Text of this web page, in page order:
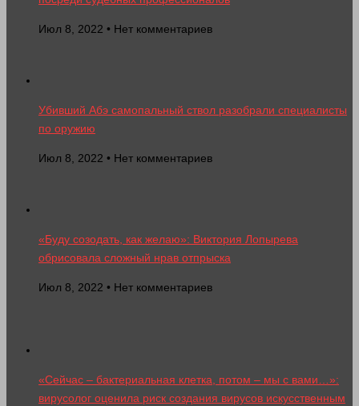
Июл 8, 2022 • Нет комментариев
Убивший Абэ самопальный ствол разобрали специалисты
по оружию
Июл 8, 2022 • Нет комментариев
«Буду созодать, как желаю»: Виктория Лопырева
обрисовала сложный нрав отпрыска
Июл 8, 2022 • Нет комментариев
«Сейчас – бактериальная клетка, потом – мы с вами…»:
вирусолог оценила риск создания вирусов искусственным